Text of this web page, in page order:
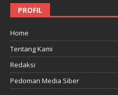
PROFIL
Home
Tentang Kami
Redaksi
Pedoman Media Siber